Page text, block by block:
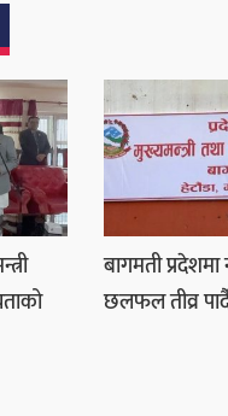
बागमती
छलफल तीव्र